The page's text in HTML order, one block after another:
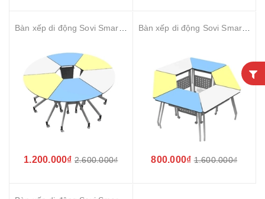
1.200.000₫ 2.600.000₫ 800.000₫ 1.600.000₫